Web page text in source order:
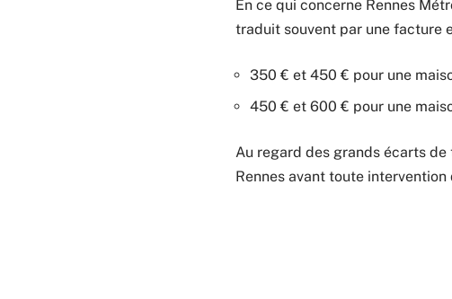
En ce qui concerne Rennes
traduit souvent par une facture
350 € et 450 € pour une
450 € et 600 € pour une
Au regard des grands écarts
Rennes avant toute